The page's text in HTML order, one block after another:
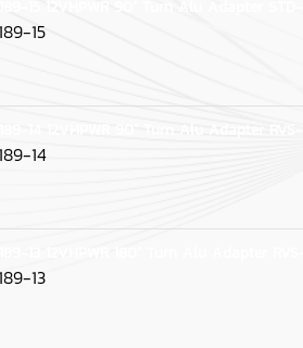
15
14
13